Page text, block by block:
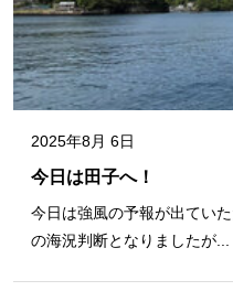
2025年8月 6日
今日は田子へ！
今日は強風の予報が出てい
の海況判断となりましたが...